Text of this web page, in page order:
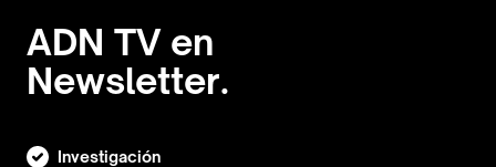
ADN TV en
Newsletter.
Investigación